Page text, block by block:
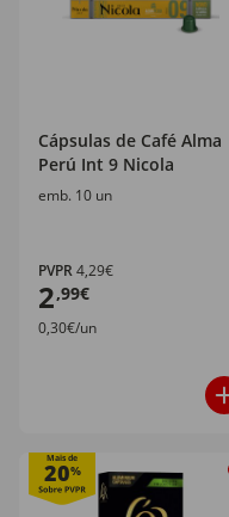
Cápsulas de Café Alma
Perú Int 9 Nicola
emb. 10 un
PVPR4,29€
2,99€
0,30€/un
Mais de
20%